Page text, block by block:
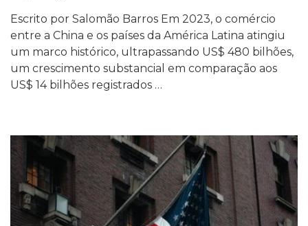
Escrito por Salomão Barros Em 2023, o comércio
entre a China e os países da América Latina atingiu
um marco histórico, ultrapassando US$ 480 bilhões,
um crescimento substancial em comparação aos
US$ 14 bilhões registrados …